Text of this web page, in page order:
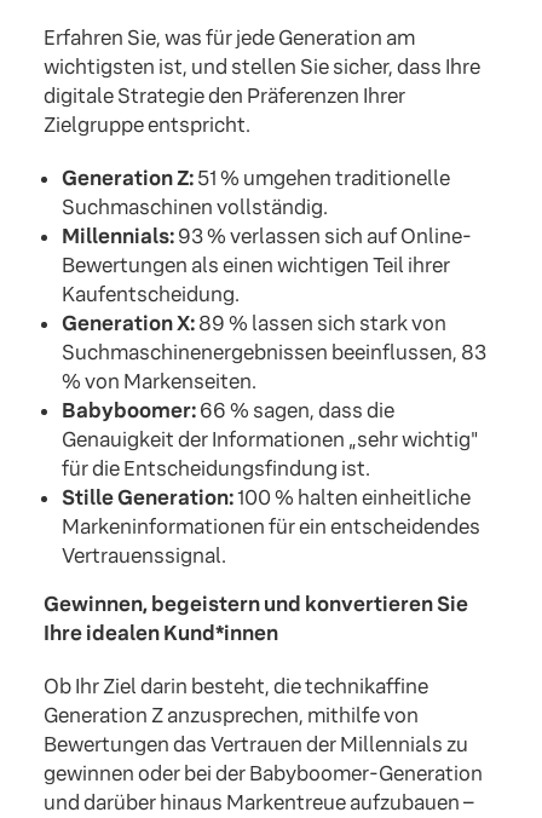
Erfahren Sie, was für jede Generation am
wichtigsten ist, und stellen Sie sicher, dass Ihre
digitale Strategie den Präferenzen Ihrer
Zielgruppe entspricht.
Generation Z:51 % umgehen traditionelle
Suchmaschinen vollständig.
Millennials:93 % verlassen sich auf Online-
Bewertungen als einen wichtigen Teil ihrer
Kaufentscheidung.
Generation X:89 % lassen sich stark von
Suchmaschinenergebnissen beeinflussen, 83
% von Markenseiten.
Babyboomer:66 % sagen, dass die
Genauigkeit der Informationen „sehr wichtig"
für die Entscheidungsfindung ist.
Stille Generation:100 % halten einheitliche
Markeninformationen für ein entscheidendes
Vertrauenssignal.
Gewinnen, begeistern und konvertieren Sie
Ihre idealen Kund*innen
Ob Ihr Ziel darin besteht, die technikaffine
Generation Z anzusprechen, mithilfe von
Bewertungen das Vertrauen der Millennials zu
gewinnen oder bei der Babyboomer-Generation
und darüber hinaus Markentreue aufzubauen –